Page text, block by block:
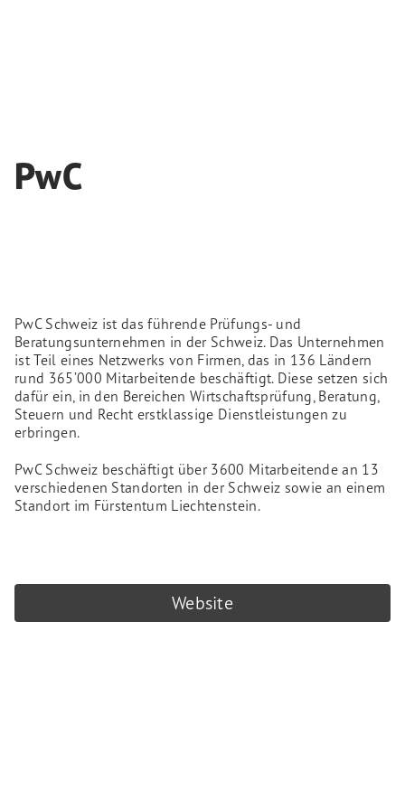
PwC
PwC Schweiz ist das führende Prüfungs- und
Beratungsunternehmen in der Schweiz. Das Unternehmen
ist Teil eines Netzwerks von Firmen, das in 136 Ländern
rund 365’000 Mitarbeitende beschäftigt. Diese setzen sich
dafür ein, in den Bereichen Wirtschaftsprüfung, Beratung,
Steuern und Recht erstklassige Dienstleistungen zu
erbringen.
PwC Schweiz beschäftigt über 3600 Mitarbeitende an 13
verschiedenen Standorten in der Schweiz sowie an einem
Standort im Fürstentum Liechtenstein.
Website